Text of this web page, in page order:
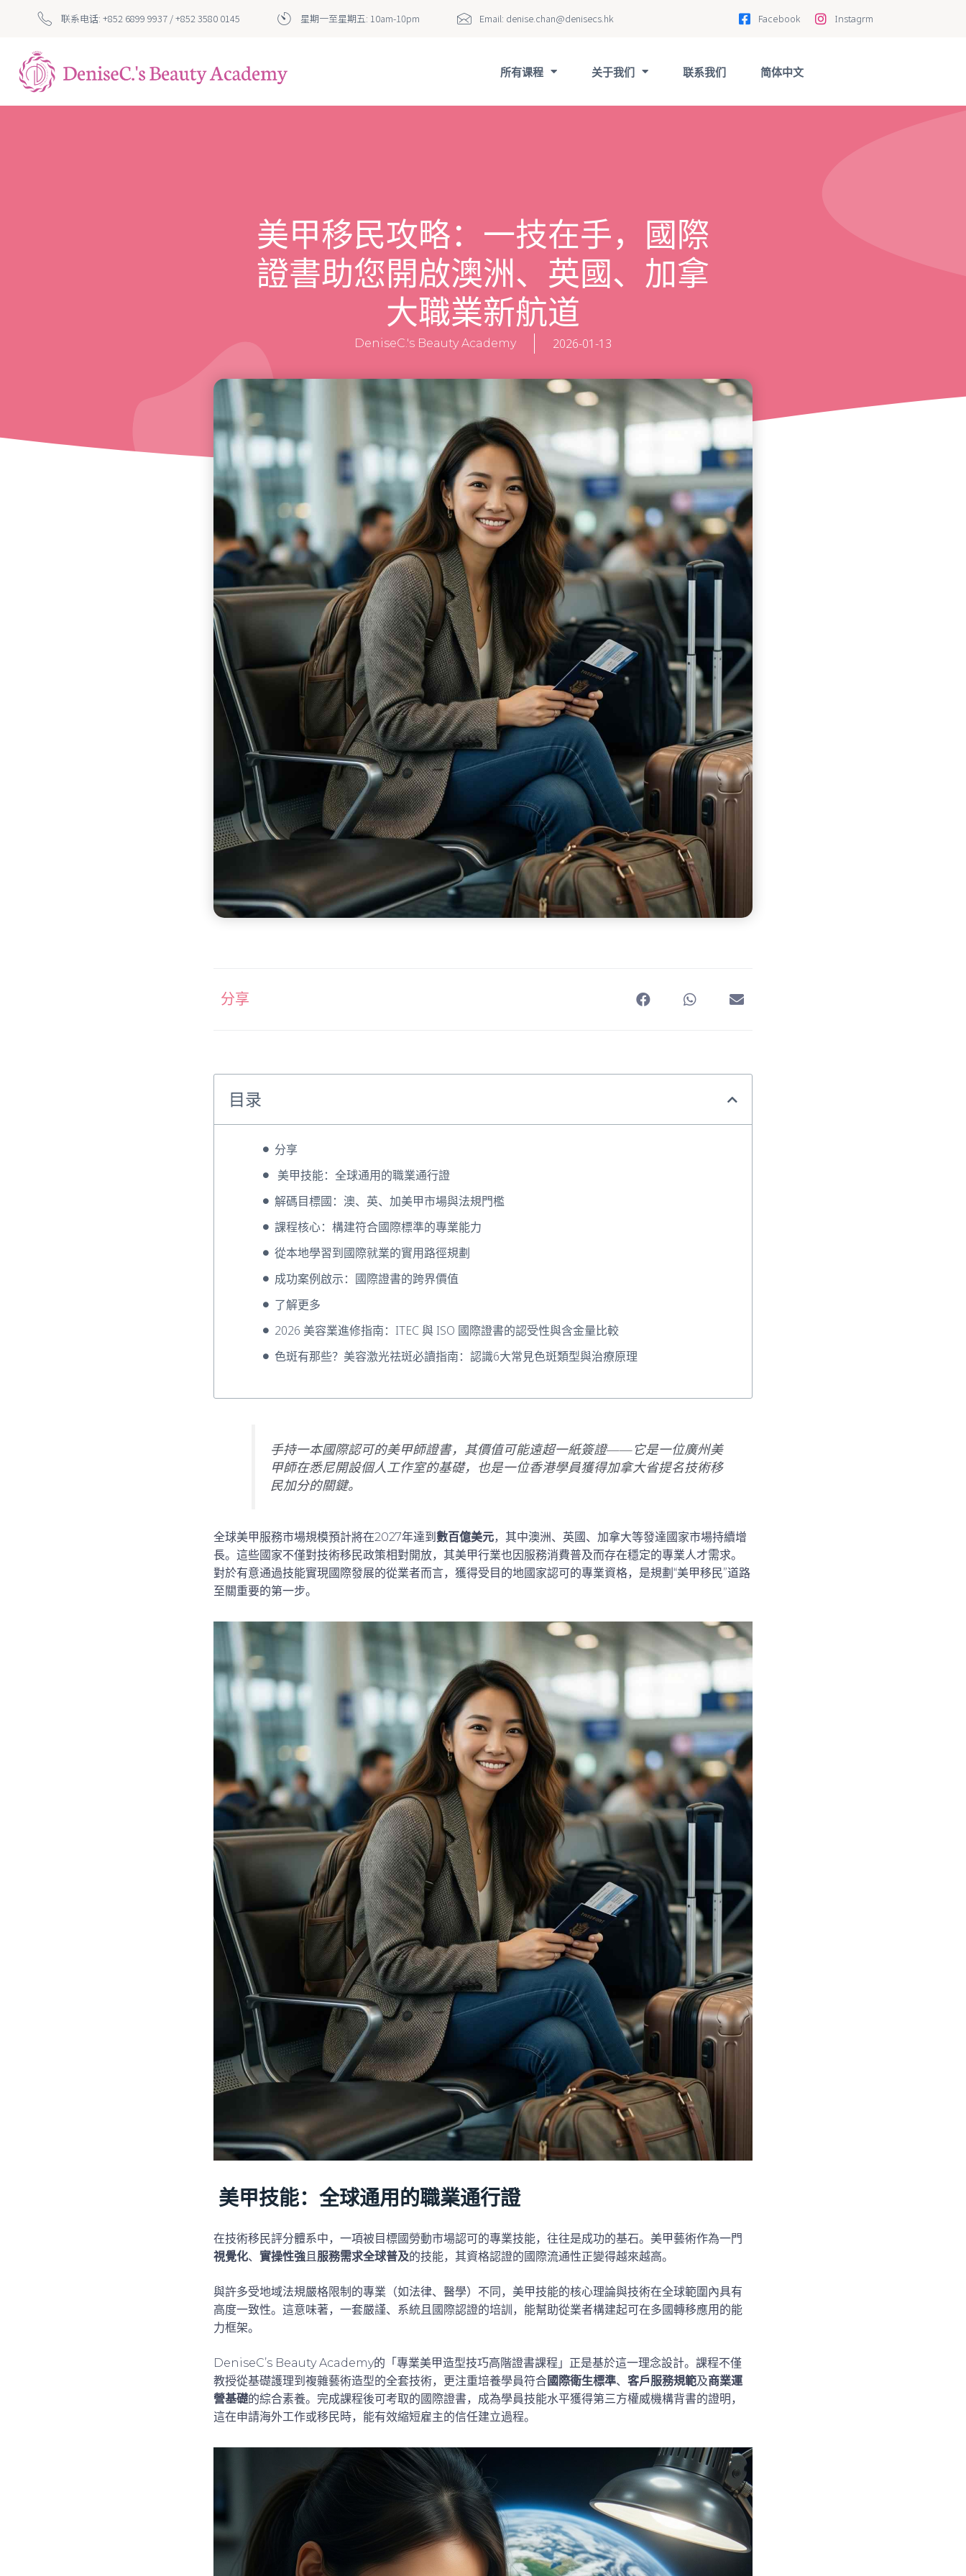
联系电话: +852 6899 9937 / +852 3580 0145 星期一至星期五: 10am-10pm Email: denise.chan@denisecs.hk Facebook Instagrm
所有课程 关于我们 联系我们 简体中文
美甲移民攻略：一技在手，國際
證書助您開啟澳洲、英國、加拿
大職業新航道
DeniseC.'s Beauty Academy 2026-01-13
分享
目录
分享
美甲技能：全球通用的職業通行證
解碼目標國：澳、英、加美甲市場與法規門檻
課程核心：構建符合國際標準的專業能力
從本地學習到國際就業的實用路徑規劃
成功案例啟示：國際證書的跨界價值
了解更多
2026 美容業進修指南：ITEC 與 ISO 國際證書的認受性與含金量比較
色斑有那些？美容激光祛斑必讀指南：認識6大常見色斑類型與治療原理
手持一本國際認可的美甲師證書，其價值可能遠超一紙簽證——它是一位廣州美
甲師在悉尼開設個人工作室的基礎，也是一位香港學員獲得加拿大省提名技術移
民加分的關鍵。
全球美甲服務市場規模預計將在2027年達到 數百億美元，其中澳洲、英國、加拿大等發達國家市場持續增
長。這些國家不僅對技術移民政策相對開放，其美甲行業也因服務消費普及而存在穩定的專業人才需求。
對於有意通過技能實現國際發展的從業者而言，獲得受目的地國家認可的專業資格，是規劃“美甲移民”道路
至關重要的第一步。
美甲技能：全球通用的職業通行證
在技術移民評分體系中，一項被目標國勞動市場認可的專業技能，往往是成功的基石。美甲藝術作為一門
視覺化、 實操性強且服務需求全球普及的技能，其資格認證的國際流通性正變得越來越高。
與許多受地域法規嚴格限制的專業（如法律、醫學）不同，美甲技能的核心理論與技術在全球範圍內具有
高度一致性。這意味著，一套嚴謹、系統且國際認證的培訓，能幫助從業者構建起可在多國轉移應用的能
力框架。
DeniseC’s Beauty Academy的「專業美甲造型技巧高階證書課程」正是基於這一理念設計。課程不僅
教授從基礎護理到複雜藝術造型的全套技術，更注重培養學員符合國際衛生標準、 客戶服務規範及商業運
營基礎的綜合素養。完成課程後可考取的國際證書，成為學員技能水平獲得第三方權威機構背書的證明，
這在申請海外工作或移民時，能有效縮短雇主的信任建立過程。